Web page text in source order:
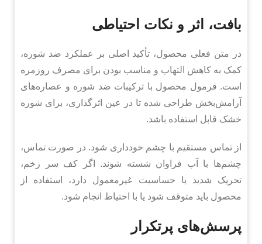
بافت، اثر و نکات احتیاطی
در متن فعلی محصول، تأکید اصلی بر عملکرد ضد شوره،
کمک به کاهش التهاب و مناسب بودن برای مصرف روزمره
است. فرمول محصول با ترکیبات ضد شوره و عصاره‌های
آرامش‌بخش طراحی شده تا در عین اثرگذاری، برای شوره
خشک قابل استفاده باشد.
از تماس مستقیم با چشم خودداری شود. در صورت تماس،
چشم‌ها با آب فراوان شسته شوند. اگر کف سر زخم،
تحریک شدید یا حساسیت غیرمعمول دارد، استفاده از
محصول باید متوقف شود یا با احتیاط انجام شود.
پرسش‌های پرتکرار